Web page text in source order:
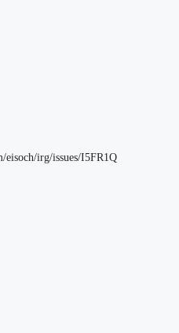
eisoch/irg/issues/I5FR1Q